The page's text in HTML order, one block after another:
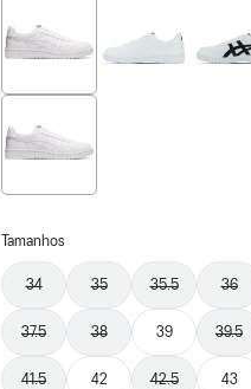
Tamanhos
34 35 35.5 36
37.5 38 39 39.5
41.5 42 42.5 43